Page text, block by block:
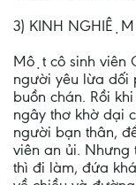
3) KINH
Một cô sinh viên
người yêu lừa dối
buồn chán. Rồi
ngây thơ khờ dại
người bạn thân,
viên an ủi.
thì đi làm, đứa